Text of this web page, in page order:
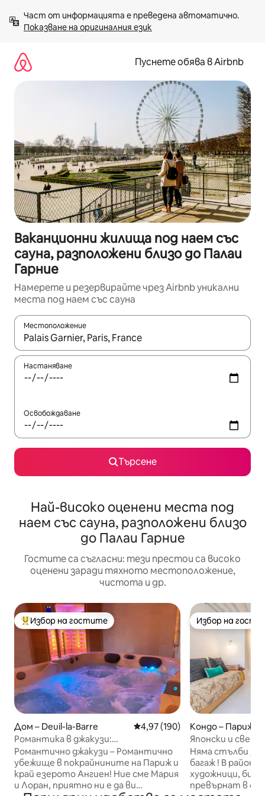
към
съдържанието
Показване на оригиналния език
Пуснете обява в Airbnb
Ваканционни жилища под наем със
сауна, разположени близо до Палаи
Гарние
Намерете и резервирайте чрез Airbnb уникални
места под наем със сауна
Местоположение
Когато резултатите се покажат, използвайте
Настаняване
Освобождаване
Търсене
Най-високо оценени места под
наем със сауна, разположени близо
до Палаи Гарние
Гостите са съгласни: тези престои са високо
оценени заради тяхното местоположение,
чистота и др.
Най-популярен избор на гостите
Избор на гостите
Дом – Deuil-la-Barre Средна оценка: 4,97 от 5,
4,97 (190)
Романтика в джакузи:
терапевтичен спа и уютна
обстановка
Романтично джакузи – Романтично
убежище в покрайнините на Париж и
край езерото Ангиен! Ние сме Мария
и Лоран, приятно ни е да ви
Избор на
Избор на
Кондо – Париж
Японски и
Париж
Няма стълби за
багаж ! В
художници,
превърнат в